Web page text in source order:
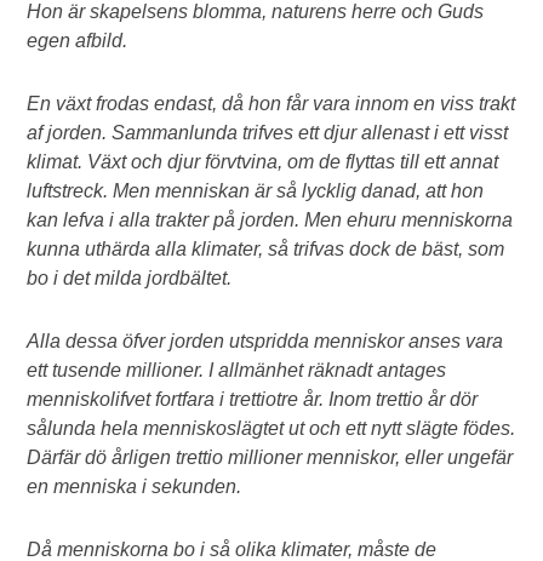
Hon är skapelsens blomma, naturens herre och Guds
egen afbild.
En växt frodas endast, då hon får vara innom en viss trakt
af jorden. Sammanlunda trifves ett djur allenast i ett visst
klimat. Växt och djur förvtvina, om de flyttas till ett annat
luftstreck. Men menniskan är så lycklig danad, att hon
kan lefva i alla trakter på jorden. Men ehuru menniskorna
kunna uthärda alla klimater, så trifvas dock de bäst, som
bo i det milda jordbältet.
Alla dessa öfver jorden utspridda menniskor anses vara
ett tusende millioner. I allmänhet räknadt antages
menniskolifvet fortfara i trettiotre år. Inom trettio år dör
sålunda hela menniskoslägtet ut och ett nytt slägte födes.
Därfär dö årligen trettio millioner menniskor, eller ungefär
en menniska i sekunden.
Då menniskorna bo i så olika klimater, måste de